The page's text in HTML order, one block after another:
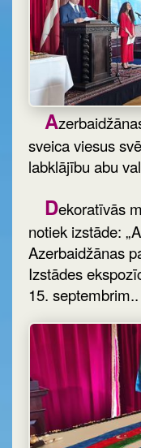
A
sveica viesus
labklājību abu
Dekoratīvās
notiek izstāde:
Azerbaidžānas
Izstādes
15. septembrim..